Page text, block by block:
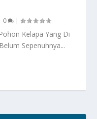
0 |
Kelapa Yang Di
Sepenuhnya...